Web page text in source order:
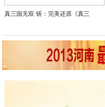
真三国无双·斩：完美还原《真三